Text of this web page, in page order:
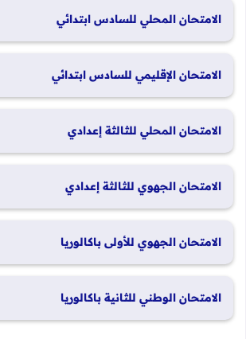
الامتحان المحلي للسادس ابتدائي
الامتحان الإقليمي للسادس ابتدائي
الامتحان المحلي للثالثة إعدادي
الامتحان الجهوي للثالثة إعدادي
الامتحان الجهوي للأولى باكالوريا
2026
الامتحان الوطني للثانية باكالوريا